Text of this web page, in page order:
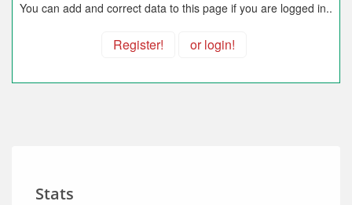
You can add and correct data to this page if you are logged in..
Register! or login!
Stats